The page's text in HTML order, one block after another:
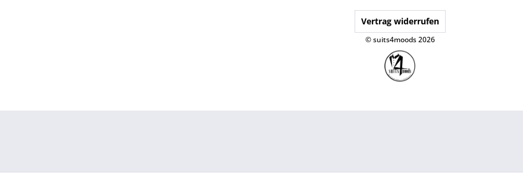
Vertrag widerrufen
© suits4moods 2026